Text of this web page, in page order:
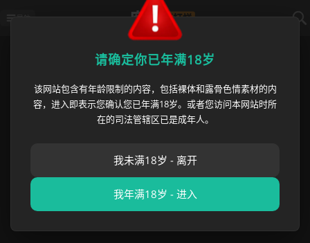
全网热搜曾医生17分
全网热搜曾医生17分钟视频 祖雄
兵与眼科主任曾琦不雅视频事件综
视频
2025 年 11 月 07 日 必吃大瓜
请确定你已年满18岁
该网站包含有年龄限制的内容，包括裸体和露骨色情素材的内
容，进入即表示您确认您已年满18岁。或者您访问本网站时所
在的司法管辖区已是成年人。
我未满18岁 - 离开
我年满18岁 - 进入